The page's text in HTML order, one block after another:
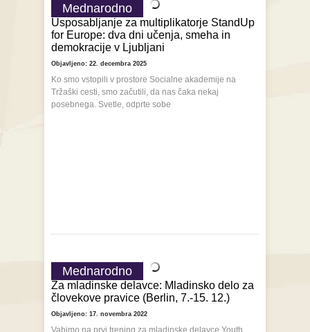
Mednarodno
Usposabljanje za multiplikatorje StandUp
for Europe: dva dni učenja, smeha in
demokracije v Ljubljani
Objavljeno: 22. decembra 2025
Ko smo vstopili v prostore Socialne akademije na
Tržaški cesti, smo začutili, da nas čaka nekaj
posebnega. Svetle, odprte sobe
Mednarodno
Za mladinske delavce: Mladinsko delo za
človekove pravice (Berlin, 7.-15. 12.)
Objavljeno: 17. novembra 2022
Vabimo na prvi trening za mladinske delavce Youth